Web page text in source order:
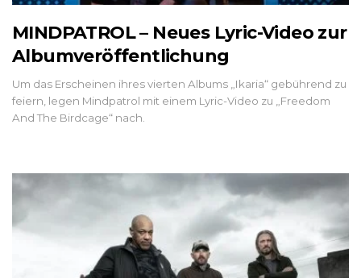
MINDPATROL – Neues Lyric-Video zur
Albumveröffentlichung
Um das Erscheinen ihres vierten Albums „Ikaria“ gebührend zu
feiern, legen Mindpatrol mit einem Lyric-Video zu „Freedom
And The Birdcage“ nach.